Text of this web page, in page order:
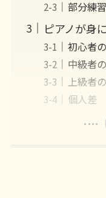
部分練習
ピアノが身
初心者
中級者
上級者
個人差